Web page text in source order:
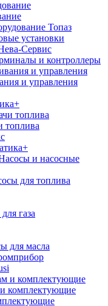
Топаз
установки
Сервис
и контроллеры
и управления
топлива
и насосные
для топлива
газа
для масла
и комплектующие